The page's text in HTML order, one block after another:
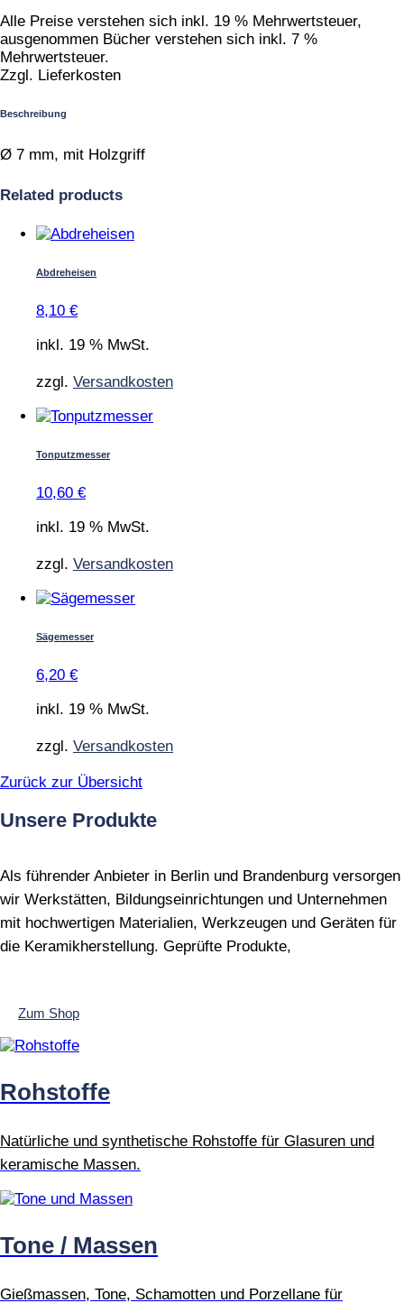
Alle Preise verstehen sich inkl. 19 % Mehrwertsteuer,
ausgenommen Bücher verstehen sich inkl. 7 %
Mehrwertsteuer.
Zzgl. Lieferkosten
Beschreibung
Ø 7 mm, mit Holzgriff
Related products
Abdreheisen
8,10 €
inkl. 19 % MwSt.
zzgl. Versandkosten
Tonputzmesser
10,60 €
inkl. 19 % MwSt.
zzgl. Versandkosten
Sägemesser
6,20 €
inkl. 19 % MwSt.
zzgl. Versandkosten
Zurück zur Übersicht
Unsere Produkte
Als führender Anbieter in Berlin und Brandenburg versorgen
wir Werkstätten, Bildungseinrichtungen und Unternehmen
mit hochwertigen Materialien, Werkzeugen und Geräten für
die Keramikherstellung. Geprüfte Produkte,
Zum Shop
Rohstoffe
Natürliche und synthetische Rohstoffe für Glasuren und
keramische Massen.
Tone / Massen
Gießmassen, Tone, Schamotten und Porzellane für